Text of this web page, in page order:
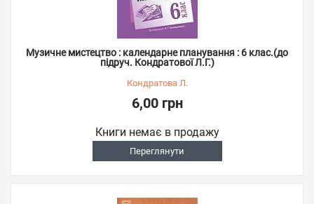
Музичне мистецтво : календарне планування : 6 клас.(до
підруч. Кондратової Л.Г.)
Кондратова Л.
6,00 грн
Книги немає в продажу
Переглянути